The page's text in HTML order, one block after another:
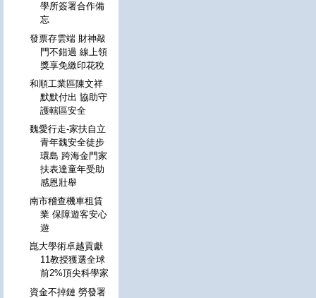
學所簽署合作備
忘
發票存雲端 財神敲
門不錯過 線上領
獎享免繳印花稅
和順工業區陳文祥
默默付出 協助守
護轄區安全
魏愛行走-家扶自立
青年魏安全徒步
環島 跨海金門家
扶表達童年受助
感恩壯舉
南市稽查機車租賃
業 保障遊客安心
遊
崑大學術卓越貢獻
11教授獲選全球
前2%頂尖科學家
資金不掉鏈 勞發署